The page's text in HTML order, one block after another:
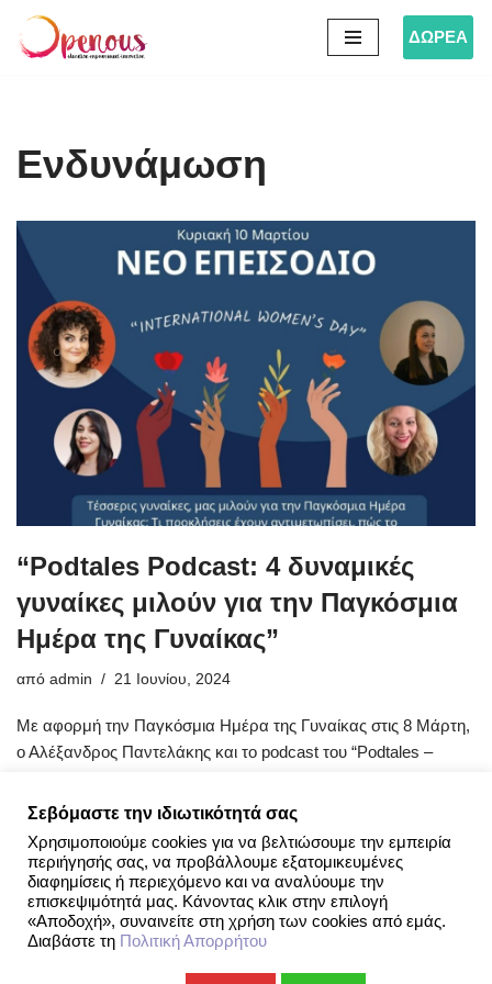
Μεταπηδήστε
ΔΩΡΕΑ
Ενδυνάμωση
“Podtales Podcast: 4 δυναμικές
γυναίκες μιλούν για την Παγκόσμια
Ημέρα της Γυναίκας”
από admin 21 Ιουνίου, 2024
Με αφορμή την Παγκόσμια Ημέρα της Γυναίκας στις 8 Μάρτη,
ο Αλέξανδρος Παντελάκης και το podcast του “Podtales –
4… Περισσότερα »
Σεβόμαστε την ιδιωτικότητά σας
Χρησιμοποιούμε cookies για να βελτιώσουμε την εμπειρία
περιήγησής σας, να προβάλλουμε εξατομικευμένες
διαφημίσεις ή περιεχόμενο και να αναλύουμε την
επισκεψιμότητά μας. Κάνοντας κλικ στην επιλογή
«Αποδοχή», συναινείτε στη χρήση των cookies από εμάς.
Διαβάστε τη Πολιτική Απορρήτου